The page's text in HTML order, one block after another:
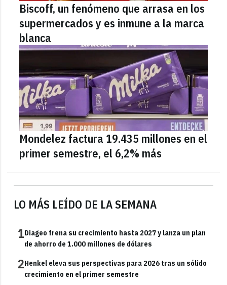
LO MÁS LEÍDO DE LA SEMANA
1Diageo frena su crecimiento hasta 2027 y lanza un plan
de ahorro de 1.000 millones de dólares
2Henkel eleva sus perspectivas para 2026 tras un sólido
crecimiento en el primer semestre
Biscoff, un fenómeno que arrasa en los
supermercados y es inmune a la marca
blanca
Mondelez factura 19.435 millones en el
primer semestre, el 6,2% más